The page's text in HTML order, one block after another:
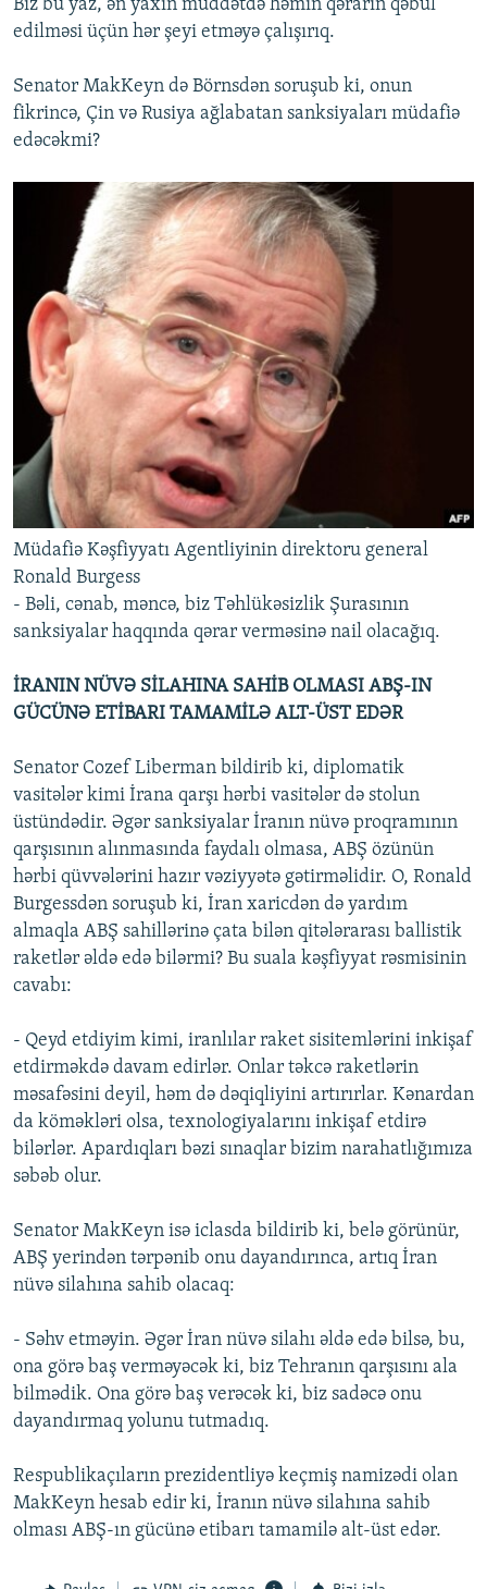
Biz bu yaz, ən yaxın müddətdə həmin qərarın qəbul
edilməsi üçün hər şeyi etməyə çalışırıq.
Senator MakKeyn də Börnsdən soruşub ki, onun
fikrincə, Çin və Rusiya ağlabatan sanksiyaları müdafiə
edəcəkmi?
Müdafiə Kəşfiyyatı Agentliyinin direktoru general
Ronald Burgess
- Bəli, cənab, məncə, biz Təhlükəsizlik Şurasının
sanksiyalar haqqında qərar verməsinə nail olacağıq.
İRANIN NÜVƏ SİLAHINA SAHİB OLMASI ABŞ-IN
GÜCÜNƏ ETİBARI TAMAMİLƏ ALT-ÜST EDƏR
Senator Cozef Liberman bildirib ki, diplomatik
vasitələr kimi İrana qarşı hərbi vasitələr də stolun
üstündədir. Əgər sanksiyalar İranın nüvə proqramının
qarşısının alınmasında faydalı olmasa, ABŞ özünün
hərbi qüvvələrini hazır vəziyyətə gətirməlidir. O, Ronald
Burgessdən soruşub ki, İran xaricdən də yardım
almaqla ABŞ sahillərinə çata bilən qitələrarası ballistik
raketlər əldə edə bilərmi? Bu suala kəşfiyyat rəsmisinin
cavabı:
- Qeyd etdiyim kimi, iranlılar raket sisitemlərini inkişaf
etdirməkdə davam edirlər. Onlar təkcə raketlərin
məsafəsini deyil, həm də dəqiqliyini artırırlar. Kənardan
da köməkləri olsa, texnologiyalarını inkişaf etdirə
bilərlər. Apardıqları bəzi sınaqlar bizim narahatlığımıza
səbəb olur.
Senator MakKeyn isə iclasda bildirib ki, belə görünür,
ABŞ yerindən tərpənib onu dayandırınca, artıq İran
nüvə silahına sahib olacaq:
- Səhv etməyin. Əgər İran nüvə silahı əldə edə bilsə, bu,
ona görə baş verməyəcək ki, biz Tehranın qarşısını ala
bilmədik. Ona görə baş verəcək ki, biz sadəcə onu
dayandırmaq yolunu tutmadıq.
Respublikaçıların prezidentliyə keçmiş namizədi olan
MakKeyn hesab edir ki, İranın nüvə silahına sahib
olması ABŞ-ın gücünə etibarı tamamilə alt-üst edər.